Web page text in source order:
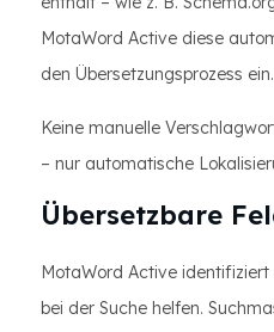
MotaWord Active diese
den Übersetzungsprozess ein.
Keine manuelle
– nur automatische
Übersetzbare
MotaWord Active
bei der Suche helfen.